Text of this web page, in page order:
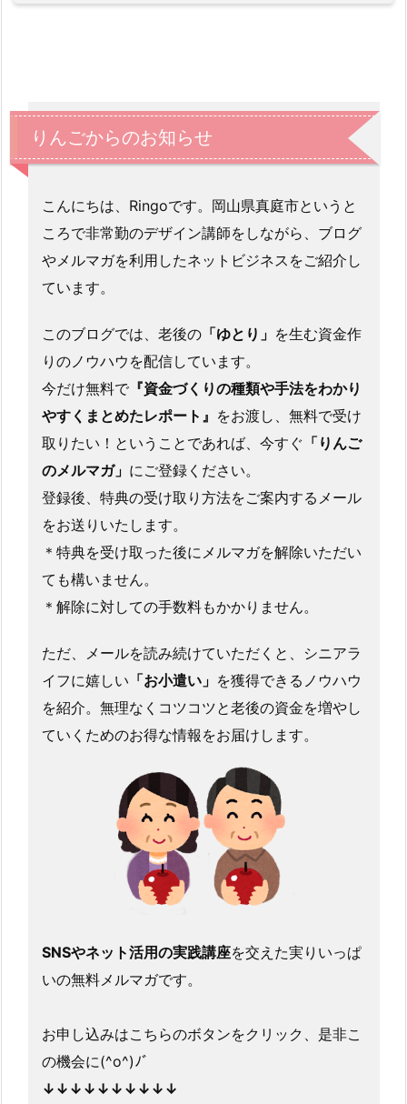
りんごからのお知らせ
こんにちは、Ringoです。岡山県真庭市というと
ころで非常勤のデザイン講師をしながら、ブログ
やメルマガを利用したネットビジネスをご紹介し
ています。
このブログでは、老後の「ゆとり」 を生む資金作
りのノウハウを配信しています。
今だけ無料で『資金づくりの種類や手法をわかり
やすくまとめたレポート』 をお渡し、無料で受け
取りたい！ということであれば、今すぐ 「りんご
のメルマガ」 にご登録ください。
登録後、特典の受け取り方法をご案内するメール
をお送りいたします。
＊特典を受け取った後にメルマガを解除いただい
ても構いません。
＊解除に対しての手数料もかかりません。
ただ、メールを読み続けていただくと、シニアラ
イフに嬉しい 「お小遣い」 を獲得できるノウハウ
を紹介。無理なくコツコツと老後の資金を増やし
ていくためのお得な情報をお届けします。
SNSやネット活用の実践講座を交えた実りいっぱ
いの無料メルマガです。
お申し込みはこちらのボタンをクリック、是非こ
の機会に(^o^)ﾉﾞ
↓↓↓↓↓↓↓↓↓↓